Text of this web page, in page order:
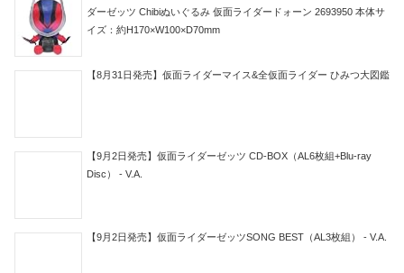
ダーゼッツ Chibiぬいぐるみ 仮面ライダードォーン 2693950 本体サ
イズ：約H170×W100×D70mm
【8月31日発売】仮面ライダーマイス&全仮面ライダー ひみつ大図鑑
【9月2日発売】仮面ライダーゼッツ CD-BOX（AL6枚組+Blu-ray
Disc） - V.A.
【9月2日発売】仮面ライダーゼッツSONG BEST（AL3枚組） - V.A.